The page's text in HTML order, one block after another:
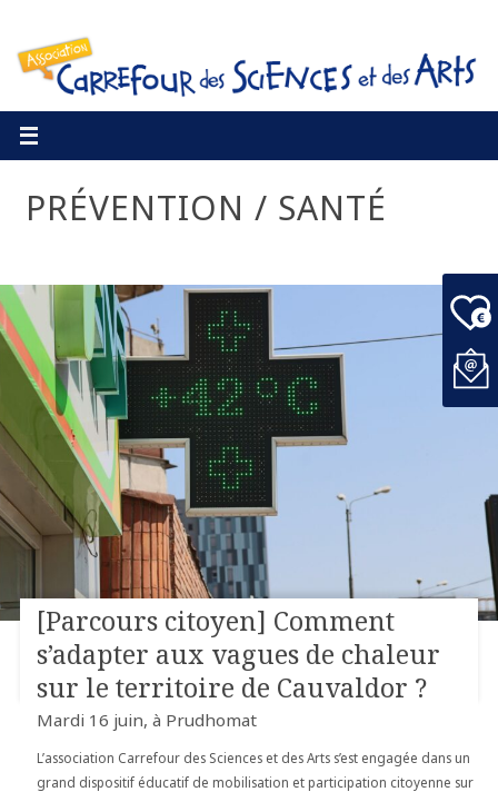
PRÉVENTION / SANTÉ
[Parcours citoyen] Comment
s’adapter aux vagues de chaleur
sur le territoire de Cauvaldor ?
Mardi 16 juin, à Prudhomat
L’association Carrefour des Sciences et des Arts s’est engagée dans un
grand dispositif éducatif de mobilisation et participation citoyenne sur